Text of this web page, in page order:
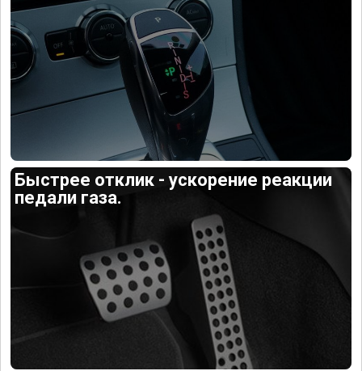
Быстрее отклик - ускорение реакции
педали газа.